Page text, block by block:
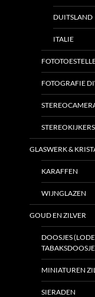
DUITSLAND
ITALIE
FOTOGRAFIE
STEREOKIJKERS
GLASWERK &
KARAFFEN
WIJNGLAZEN
GOUD EN ZILVER
DOOSJES
MINIATUREN
SIERADEN